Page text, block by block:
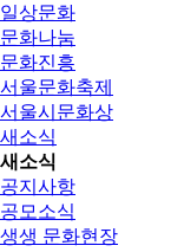
일상문화
문화나눔
문화진흥
서울문화축제
서울시문화상
새소식
새소식
공지사항
공모소식
생생 문화현장